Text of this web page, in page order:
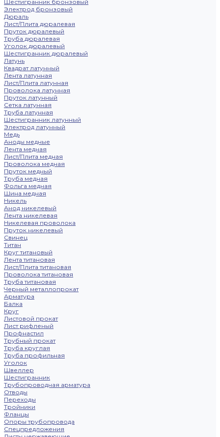
Шестигранник бронзовый
Электрод бронзовый
Дюраль
Лист/Плита дюралевая
Пруток дюралевый
Труба дюралевая
Уголок дюралевый
Шестигранник дюралевый
Латунь
Квадрат латунный
Лента латунная
Лист/Плита латунная
Проволока латунная
Пруток латунный
Сетка латунная
Труба латунная
Шестигранник латунный
Электрод латунный
Медь
Аноды медные
Лента медная
Лист/Плита медная
Проволока медная
Пруток медный
Труба медная
Фольга медная
Шина медная
Никель
Анод никелевый
Лента никелевая
Никелевая проволока
Пруток никелевый
Свинец
Титан
Круг титановый
Лента титановая
Лист/Плита титановая
Проволока титановая
Труба титановая
Черный металлопрокат
Арматура
Балка
Круг
Листовой прокат
Лист рифленый
Профнастил
Трубный прокат
Труба круглая
Труба профильная
Уголок
Швеллер
Шестигранник
Трубопроводная арматура
Отводы
Переходы
Тройники
Фланцы
Опоры трубопровода
Спецпредложения